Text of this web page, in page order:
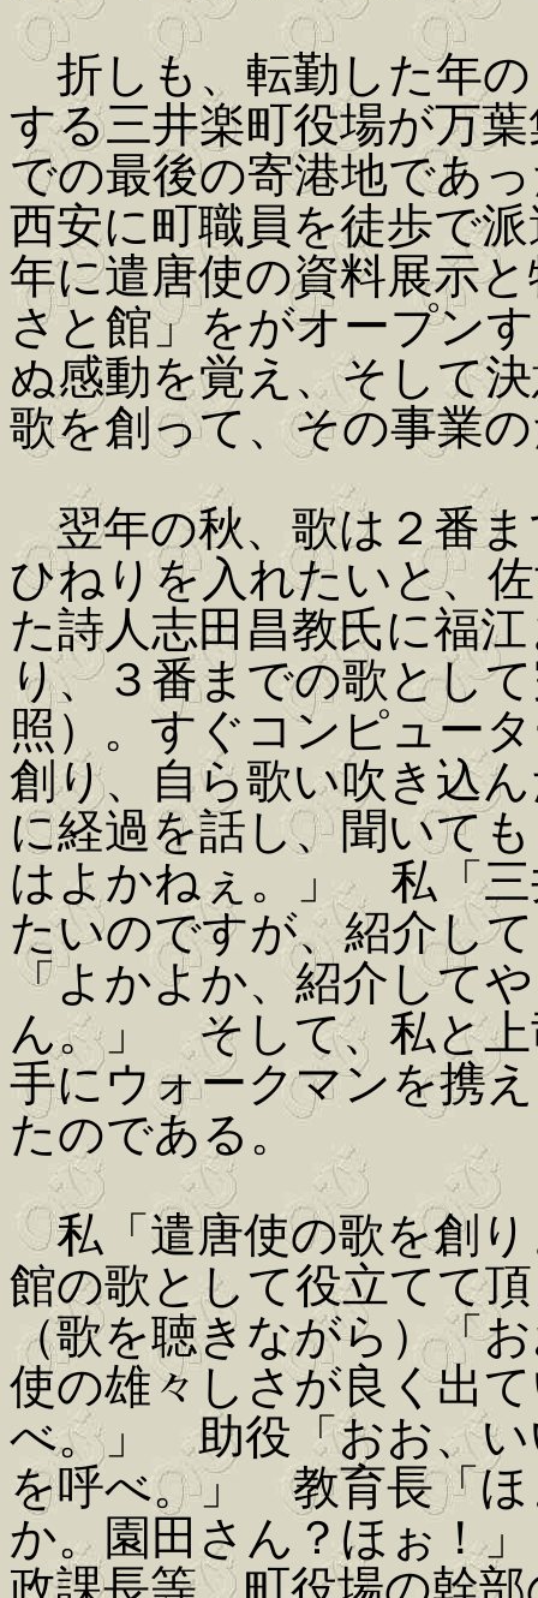
折しも、転勤した年の
する三井楽町役場が万
での最後の寄港地であ
西安に町職員を徒歩で
年に遣唐使の資料展示
さと館」をがオープン
ぬ感動を覚え、そして
歌を創って、その事業
翌年の秋、歌は２番
ひねりを入れたいと、
た詩人志田昌教氏に福
り、３番までの歌とし
照）。すぐコンピュー
創り、自ら歌い吹き込
に経過を話し、聞いて
はよかねぇ。」 私「三
たいのですが、紹介し
「よかよか、紹介して
ん。」 そして、私と上
手にウォークマンを携
たのである。
私「遣唐使の歌を創り
館の歌として役立てて
（歌を聴きながら）「
使の雄々しさが良く出
べ。」 助役「おお、
を呼べ。」 教育長「ほ
か。園田さん？ほぉ！